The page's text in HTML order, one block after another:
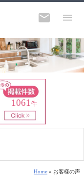
1061 件
Home » お客様の声